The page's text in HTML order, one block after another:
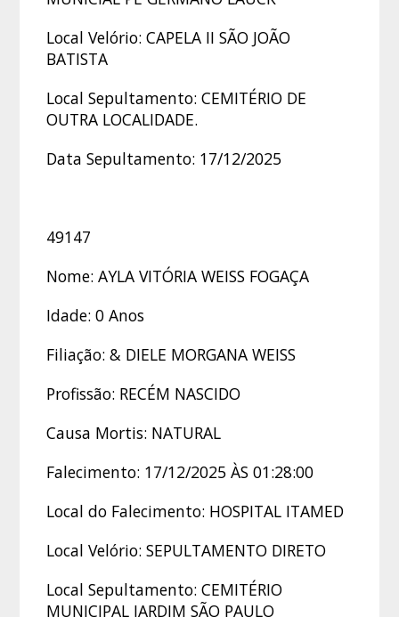
Local Velório: CAPELA II SÃO JOÃO
BATISTA
Local Sepultamento: CEMITÉRIO DE
OUTRA LOCALIDADE.
Data Sepultamento: 17/12/2025
49147
Nome: AYLA VITÓRIA WEISS FOGAÇA
Idade: 0 Anos
Filiação: & DIELE MORGANA WEISS
Profissão: RECÉM NASCIDO
Causa Mortis: NATURAL
Falecimento: 17/12/2025 ÀS 01:28:00
Local do Falecimento: HOSPITAL ITAMED
Local Velório: SEPULTAMENTO DIRETO
Local Sepultamento: CEMITÉRIO
MUNICIPAL JARDIM SÃO PAULO